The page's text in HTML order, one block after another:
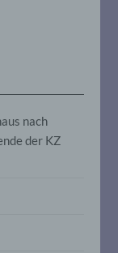
nach
der KZ
das
ist die